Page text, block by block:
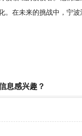
在未来的挑战中，宁
息感兴趣？